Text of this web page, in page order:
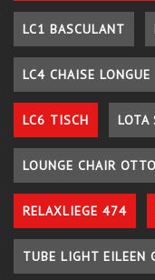
LC1 BASCULANT
LC4 CHAISE LONGUE
LC6 TISCH LOTA
LOUNGE CHAIR
RELAXLIEGE 474
TUBE LIGHT EILEEN